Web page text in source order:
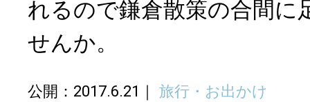
れるので鎌倉散策の合間に
せんか。
公開：2017.6.21 旅行・お出かけ